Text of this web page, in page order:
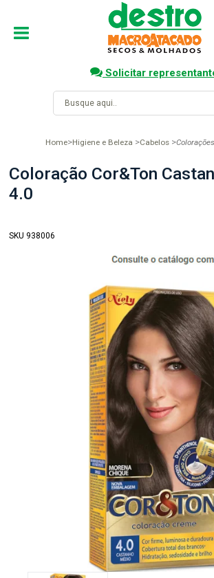
Solicitar
Home Higiene e Beleza Cabelos
Coloração Cor&Ton
4.0
SKU 938006